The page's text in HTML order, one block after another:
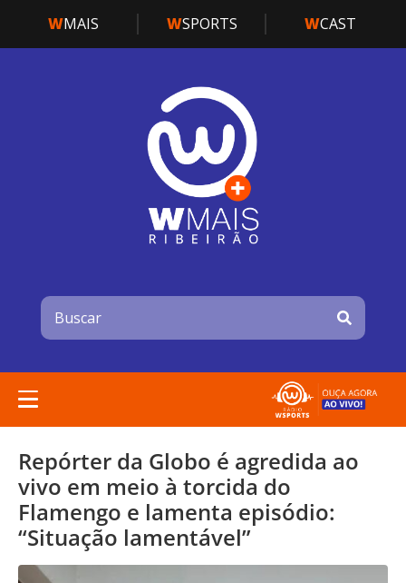
WMAIS WSPORTS WCAST
Repórter da Globo é agredida ao
vivo em meio à torcida do
Flamengo e lamenta episódio:
“Situação lamentável”